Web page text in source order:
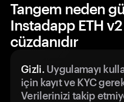
Tangem neden
Instadapp ETH
cüzdanıdır
Gizli.Uygulamayı
için kayıt ve KYC
Verilerinizi takip